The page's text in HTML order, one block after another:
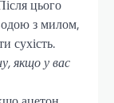
цього
з милом,
сухість.
якщо у вас